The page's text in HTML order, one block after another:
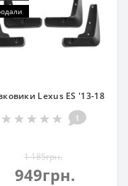
Lexus ES '13-18
1
1 185грн.
949грн.